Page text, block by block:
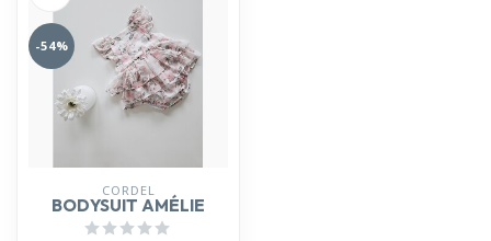
-54%
CORDEL
BODYSUIT AMÉLIE